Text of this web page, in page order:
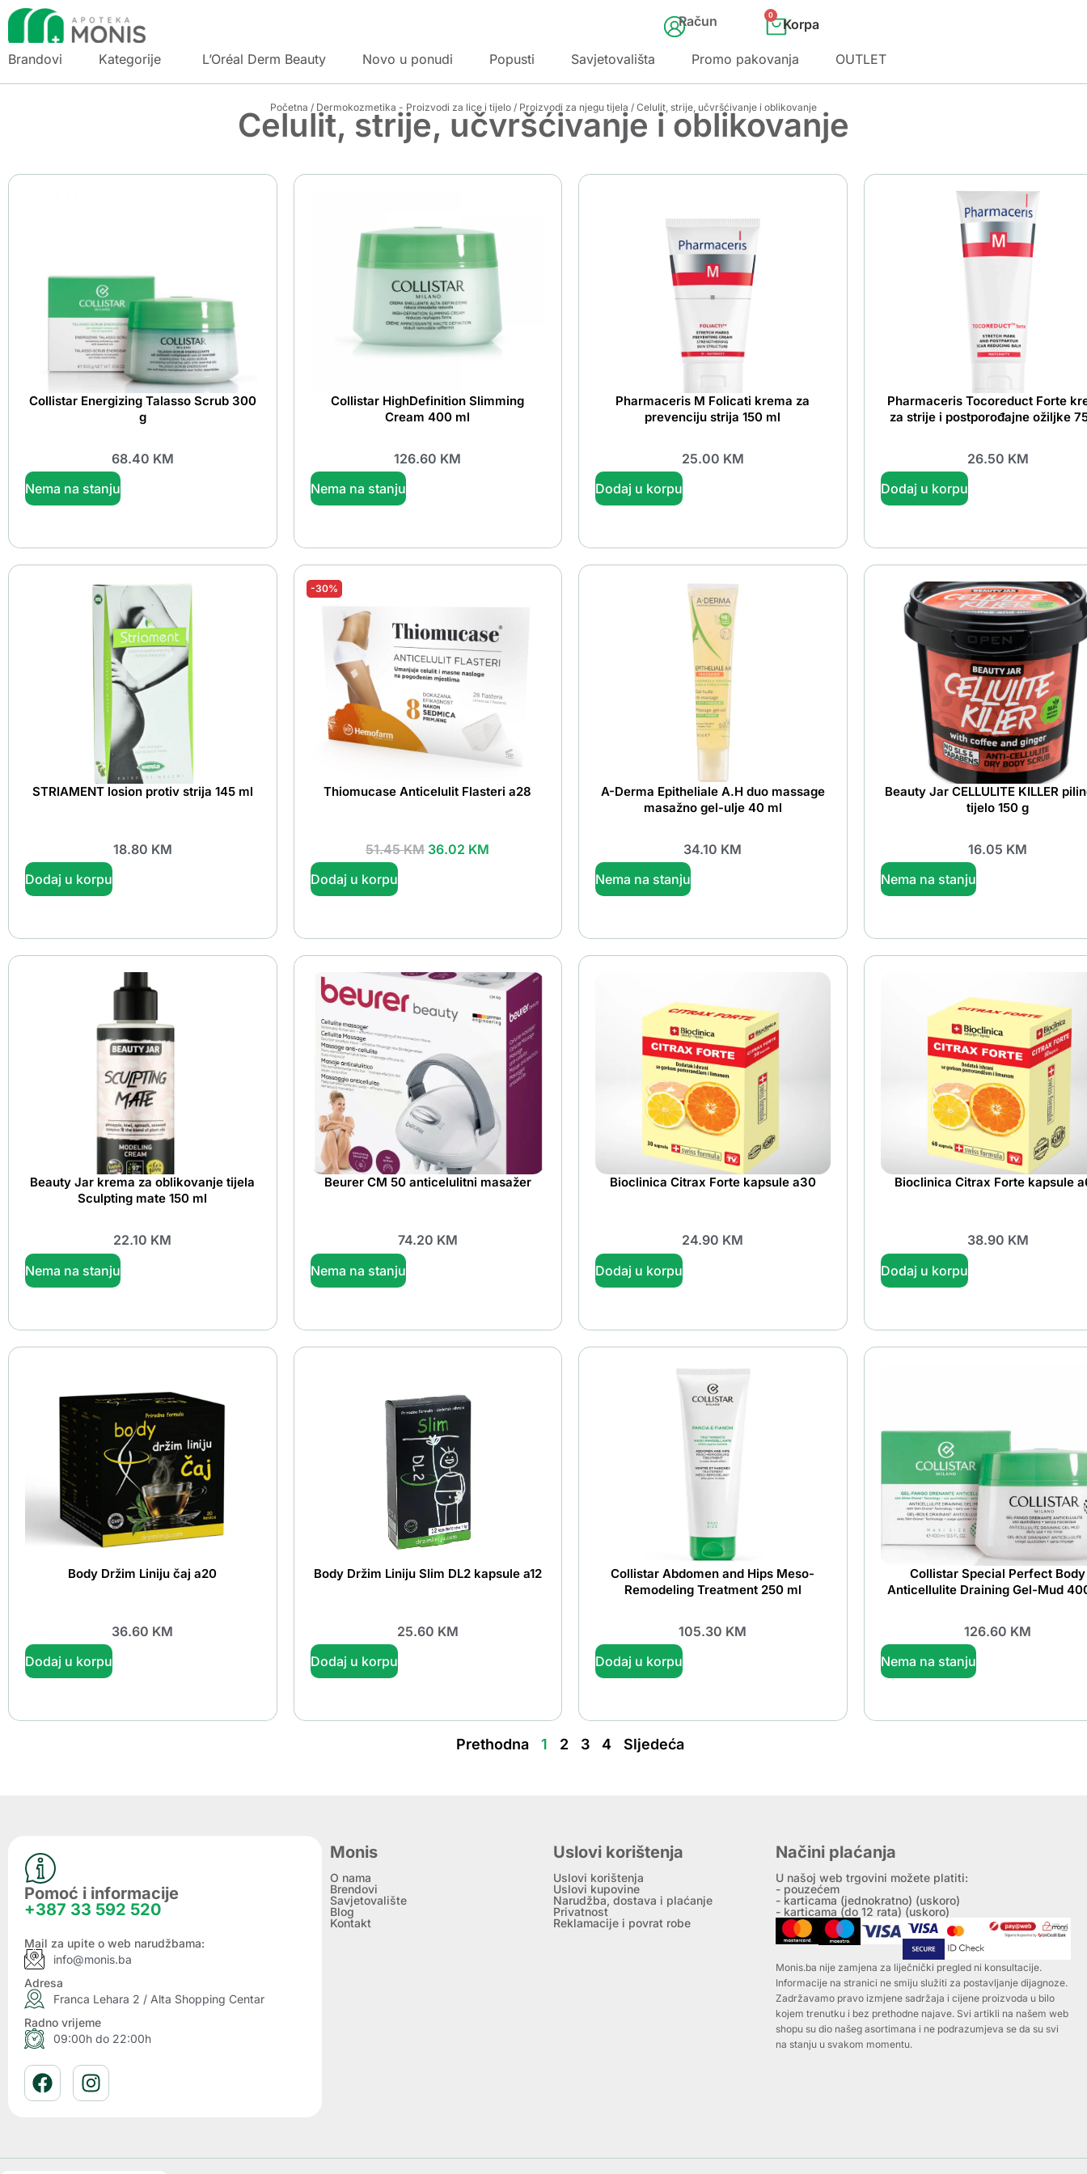
Račun 0
Brandovi Kategorije L’Oréal Derm Beauty Novo u ponudi Popusti Savjetovališta Promo pakovanja OUTLET
Početna / Dermokozmetika - Proizvodi za lice i tijelo / Proizvodi za njegu tijela / Celulit, strije, učvršćivanje i oblikovanje
Celulit, strije, učvršćivanje i oblikovanje
Collistar Energizing Talasso Scrub 300
g
68.40 KM
Nema na stanju
Collistar HighDefinition Slimming
Cream 400 ml
126.60 KM
Nema na stanju
Pharmaceris M Folicati krema za
prevenciju strija 150 ml
25.00 KM
Dodaj u korpu
Pharmaceris Tocoreduct Forte
za strije i postporođajne ožiljke
26.50 KM
Dodaj u korpu
STRIAMENT losion protiv strija 145 ml
18.80 KM
Dodaj u korpu
-30%
Thiomucase Anticelulit Flasteri a28
51.45KM 36.02 KM
Dodaj u korpu
A-Derma Epitheliale A.H duo massage
masažno gel-ulje 40 ml
34.10 KM
Nema na stanju
Beauty Jar CELLULITE KILLER
tijelo 150 g
16.05 KM
Nema na stanju
Beauty Jar krema za oblikovanje tijela
Sculpting mate 150 ml
22.10 KM
Nema na stanju
Beurer CM 50 anticelulitni masažer
74.20 KM
Nema na stanju
Bioclinica Citrax Forte kapsule a30
24.90 KM
Dodaj u korpu
Bioclinica Citrax Forte kapsule
38.90 KM
Dodaj u korpu
Body Držim Liniju čaj a20
36.60 KM
Dodaj u korpu
Body Držim Liniju Slim DL2 kapsule a12
25.60 KM
Dodaj u korpu
Collistar Abdomen and Hips Meso-
Remodeling Treatment 250 ml
105.30 KM
Dodaj u korpu
Collistar Special Perfect Body
Anticellulite Draining Gel-Mud
126.60 KM
Nema na stanju
Prethodna 1 2 3 4 Sljedeća
Pomoć i informacije
+387 33 592 520
Mail za upite o web narudžbama:
info@monis.ba
Adresa
Franca Lehara 2 / Alta Shopping Centar
Radno vrijeme
09:00h do 22:00h
Monis
O nama
Brendovi
Savjetovalište
Blog
Kontakt
Uslovi korištenja
Uslovi korištenja
Uslovi kupovine
Narudžba, dostava i plaćanje
Privatnost
Reklamacije i povrat robe
Načini plaćanja
U našoj web trgovini možete platiti:
- pouzećem
- karticama (jednokratno) (uskoro)
- karticama (do 12 rata) (uskoro)
Monis.ba nije zamjena za liječnički pregled ni konsultacije.
Informacije na stranici ne smiju služiti za postavljanje dijagnoze.
Zadržavamo pravo izmjene sadržaja i cijene proizvoda u bilo
kojem trenutku i bez prethodne najave. Svi artikli na našem web
shopu su dio našeg asortimana i ne podrazumjeva se da su svi
na stanju u svakom momentu.